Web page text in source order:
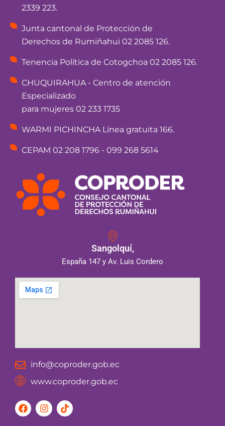
2339 223.
Junta cantonal de Protección de
Derechos de Rumiñahui 02 2085 126.
Tenencia Política de Cotogchoa 02 2085 126.
CHUQUIRAHUA - Centro de atención
Especializado
para mujeres 02 233 1735
WARMI PICHINCHA Línea gratuita 166.
CEPAM 02 208 1796 - 099 268 5614
Sangolquí,
España 147 y Av. Luis Cordero
info@coproder.gob.ec
www.coproder.gob.ec
F
a
I
n
T
i